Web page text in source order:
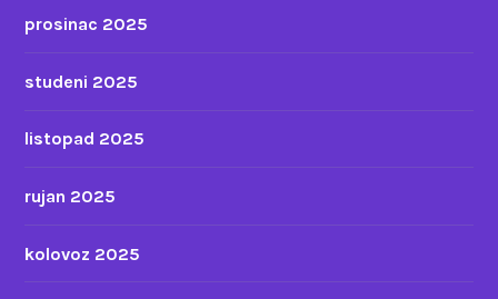
prosinac 2025
studeni 2025
listopad 2025
rujan 2025
kolovoz 2025